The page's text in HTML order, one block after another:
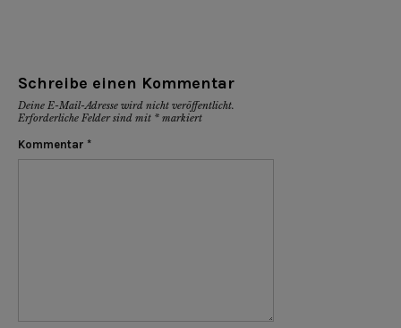
Schreibe einen Kommentar
Deine E-Mail-Adresse wird nicht veröffentlicht.
Erforderliche Felder sind mit * markiert
Kommentar *